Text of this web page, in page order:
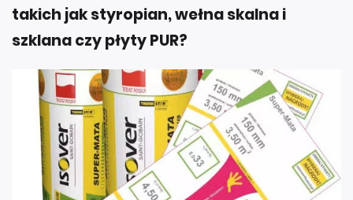
takich jak styropian, wełna skalna i
szklana czy płyty PUR?